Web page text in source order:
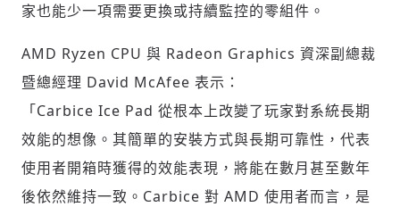
家也能少一項需要更換或持續監控的零組件。
AMD Ryzen CPU 與 Radeon Graphics 資深副總裁
暨總經理 David McAfee 表示：
「Carbice Ice Pad 從根本上改變了玩家對系統長期
效能的想像。其簡單的安裝方式與長期可靠性，代表
使用者開箱時獲得的效能表現，將能在數月甚至數年
後依然維持一致。Carbice 對 AMD 使用者而言，是